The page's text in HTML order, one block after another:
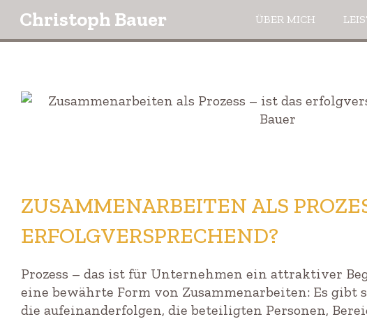
Christoph Bauer ÜBER MICH
ZUSAMMENARBEITEN ALS
ERFOLGVERSPRECHEND?
Prozess – das ist für Unternehmen ein attraktiver
eine bewährte Form von Zusammenarbeiten: Es
die aufeinanderfolgen, die beteiligten Personen,